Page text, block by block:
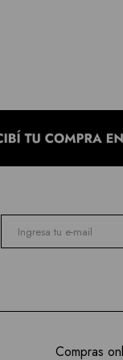
Compras